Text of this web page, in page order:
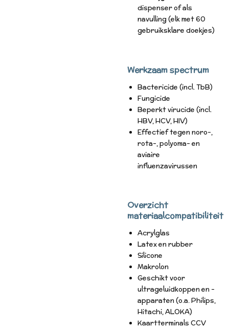
dispenser of als
navulling (elk met 60
gebruiksklare doekjes)
Werkzaam spectrum
Bactericide (incl. TbB)
Fungicide
Beperkt virucide (incl.
HBV, HCV, HIV)
Effectief tegen noro-,
rota-, polyoma- en
aviaire
influenzavirussen
Overzicht
materiaalcompatibiliteit
Acrylglas
Latex en rubber
Silicone
Makrolon
Geschikt voor
ultrageluidkoppen en -
apparaten (o.a. Philips,
Hitachi, ALOKA)
Kaartterminals CCV